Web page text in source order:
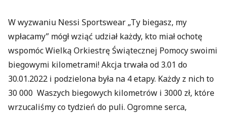
W wyzwaniu Nessi Sportswear „Ty biegasz, my
wpłacamy” mógł wziąć udział każdy, kto miał ochotę
wspomóc Wielką Orkiestrę Świątecznej Pomocy swoimi
biegowymi kilometrami! Akcja trwała od 3.01 do
30.01.2022 i podzielona była na 4 etapy. Każdy z nich to
30 000 Waszych biegowych kilometrów i 3000 zł, które
wrzucaliśmy co tydzień do puli. Ogromne serca,